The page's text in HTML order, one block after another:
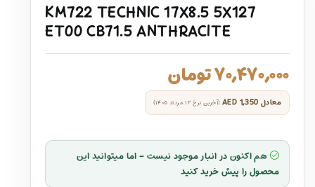
KM722 TECHNIC 17X8.5 5X127
ET00 CB71.5 ANTHRACITE
۷۰,۴۷۰,۰۰۰تومان
معادل AED 1,350 (آخرین نرخ ۱۲ مرداد ۱۴۰۵)
هم اکنون در انبار موجود نیست - اما میتوانید این
محصول را پیش خرید کنید